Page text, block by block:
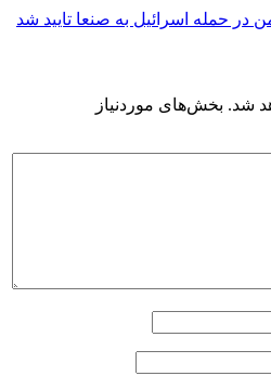
شد. بخش‌های موردنیاز